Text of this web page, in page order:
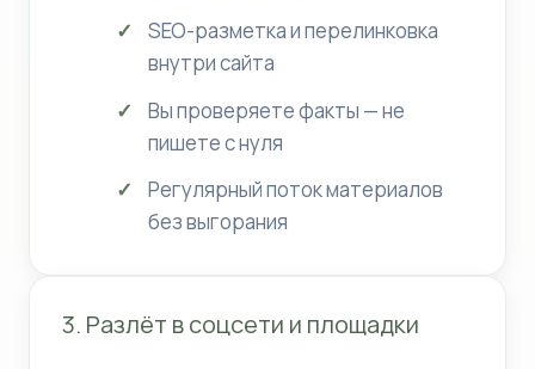
SEO-разметка и перелинковка
внутри сайта
Вы проверяете факты — не
пишете с нуля
Регулярный поток материалов
без выгорания
3. Разлёт в соцсети и площадки